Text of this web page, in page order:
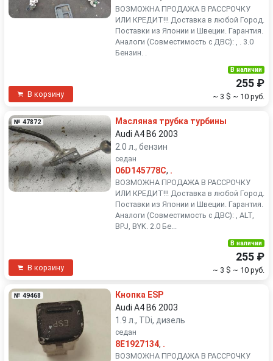
ВОЗМОЖНА ПРОДАЖА В РАССРОЧКУ
ИЛИ КРЕДИТ!!! Доставка в любой Город.
Поставки из Японии и Швеции. Гарантия.
Аналоги (Совместимость с ДВС): , . 3.0
Бензин. .
В корзину
В наличии
255 ₽
~ 3 $ ~ 10 руб.
№ 47872
Масляная трубка турбины
Audi A4 B6 2003
2.0 л., бензин
седан
06D145778C, .
ВОЗМОЖНА ПРОДАЖА В РАССРОЧКУ
ИЛИ КРЕДИТ!!! Доставка в любой Город.
Поставки из Японии и Швеции. Гарантия.
Аналоги (Совместимость с ДВС): , ALT,
BPJ, BYK. 2.0 Бе...
В корзину
В наличии
255 ₽
~ 3 $ ~ 10 руб.
№ 49468
Кнопка ESP
Audi A4 B6 2003
1.9 л., TDi, дизель
седан
8E1927134, .
ВОЗМОЖНА ПРОДАЖА В РАССРОЧКУ